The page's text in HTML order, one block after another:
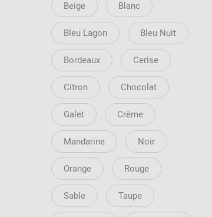
Beige Blanc
Bleu Lagon Bleu Nuit
Bordeaux Cerise
Citron Chocolat
Galet Crème
Mandarine Noir
Orange Rouge
Sable Taupe